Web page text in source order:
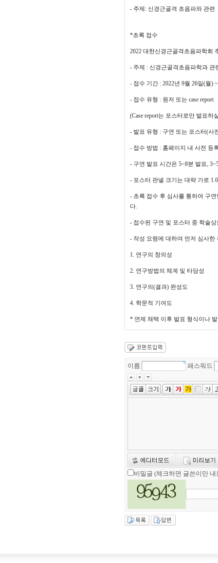
- 주제 : 신경근골격 초음파와 관련
*초록 접수
2022 대한신경근골격초음파학회
- 주제 : 신경근골격초음파학과 관
- 접수 기간 : 2022년 9월 26일(월)
- 접수 유형 : 원저 또는 case report
(Case report는 포스터로만 발표하
- 발표 유형 : 구연 또는 포스터(사
- 접수 방법 : 홈페이지 내 사전 등
- 구연 발표 시간은 5~8분 발표,
- 포스터 판넬 크기는 대략 가로
- 초록 접수 후 심사를 통하여 구
다.
- 접수된 구연 및 포스터 중 학술
- 작성 요령에 대하여 먼저 심사한
1. 연구의 창의성
2. 연구방법의 체계 및 타당성
3. 연구의 (결과) 완성도
4. 학문적 기여도
* 연제 채택 이후 발표 형식이나
이름 패스워드
비밀글 (체크하면 글쓴이만